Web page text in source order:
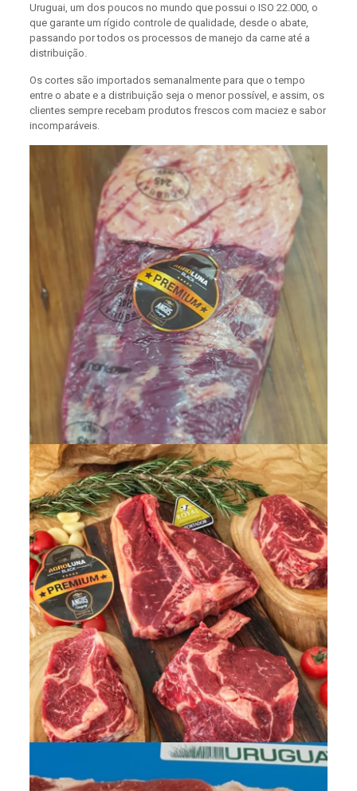
Uruguai, um dos poucos no mundo que possui o ISO 22.000, o
que garante um rígido controle de qualidade, desde o abate,
passando por todos os processos de manejo da carne até a
distribuição.
Os cortes são importados semanalmente para que o tempo
entre o abate e a distribuição seja o menor possível, e assim, os
clientes sempre recebam produtos frescos com maciez e sabor
incomparáveis.